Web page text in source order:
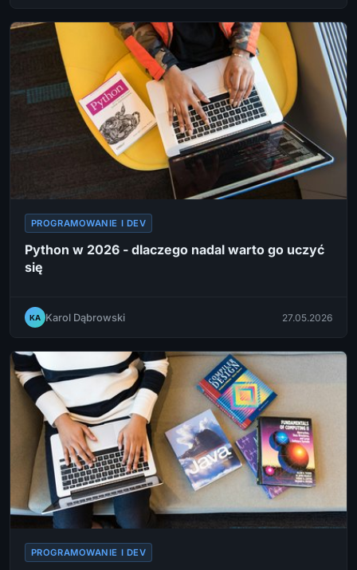
PROGRAMOWANIE I DEV
Python w 2026 - dlaczego nadal warto go uczyć
się
KA Karol Dąbrowski 27.05.2026
PROGRAMOWANIE I DEV